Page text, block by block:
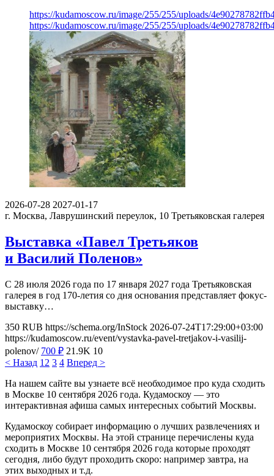
https://kudamoscow.ru/image/255/255/uploads/
https://kudamoscow.ru/image/255/255/uploads/
2026-07-28 2027-01-17
г. Москва, Лаврушинский переулок, 10 Третьяковская галерея
Выставка «Павел Третьяков
и Василий Поленов»
С 28 июля 2026 года по 17 января 2027 года Третьяковская
галерея в год 170-летия со дня основания представляет фокус-
выставку…
350 RUB https://schema.org/InStock 2026-07-24T17:29:00+03:00
https://kudamoscow.ru/event/vystavka-pavel-tretjakov-i-vasilij-
polenov/ 700 ₽ 21.9K 10
< Назад 1 2 3 4 Вперед >
На нашем сайте вы узнаете всё необходимое про куда сходить
в Москве 10 сентября 2026 года. Кудамоскоу — это
интерактивная афиша самых интересных событий Москвы.
Кудамоскоу собирает информацию о лучших развлечениях и
мероприятих Москвы. На этой странице перечислены куда
сходить в Москве 10 сентября 2026 года которые проходят
сегодня, либо будут проходить скоро: например завтра, на
этих выходных и т.д.